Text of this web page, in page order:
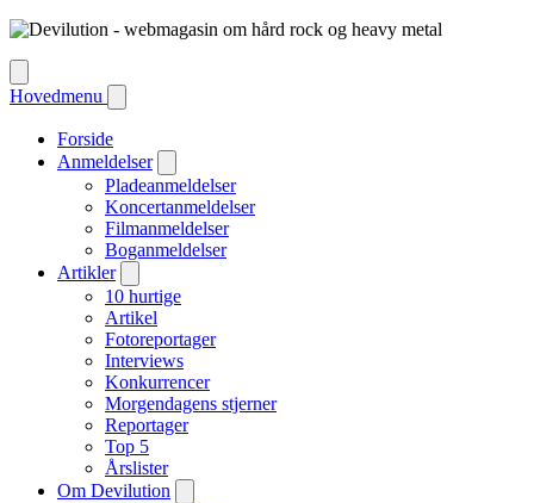
Hovedmenu
Forside
Anmeldelser
Pladeanmeldelser
Koncertanmeldelser
Filmanmeldelser
Boganmeldelser
Artikler
10 hurtige
Artikel
Fotoreportager
Interviews
Konkurrencer
Morgendagens stjerner
Reportager
Top 5
Årslister
Om Devilution